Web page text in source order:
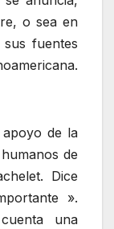
o sea en
fuentes
de la
de
Dice
».
una